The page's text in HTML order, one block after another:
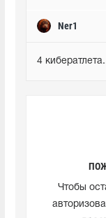
Ner1
4
Чтобы